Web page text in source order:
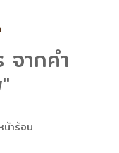
ากคำ
น้าร้อน